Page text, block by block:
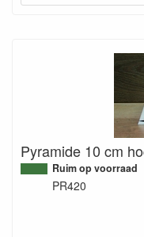
Pyramide 10 cm
Ruim op voorraad
PR420